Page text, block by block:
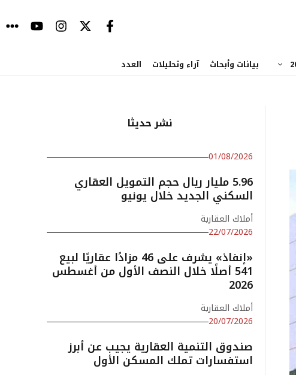
بيانات وأبحاث آراء وتحليلات العدد
نشر حديثا
01/08/2026
5.96 مليار ريال حجم التمويل العقاري
السكني الجديد خلال يونيو
أملاك العقارية
22/07/2026
«إنفاذ» يشرف على 46 مزادًا عقاريًا لبيع
541 أصلًا خلال النصف الأول من أغسطس
2026
أملاك العقارية
20/07/2026
صندوق التنمية العقارية يجيب عن أبرز
استفسارات تملك المسكن الأول